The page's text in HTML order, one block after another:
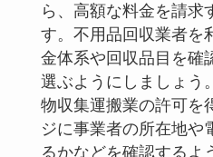
ら、高額な料金を請求
す。不用品回収業者を
金体系や回収品目を確
選ぶようにしましょう
物収集運搬業の許可を
ジに事業者の所在地や
るかなどを確認するよ